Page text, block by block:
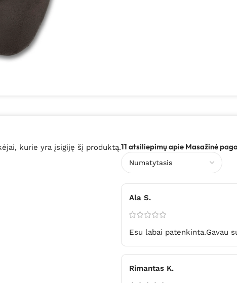
11 atsiliepimų apie Masažinė
Ala S.
Esu labai patenkinta.Gavau
Rimantas K.
kurie yra įsigiję šį produktą.